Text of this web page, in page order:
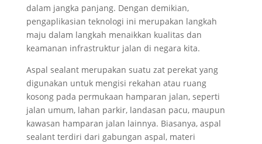
dalam jangka panjang. Dengan demikian,
pengaplikasian teknologi ini merupakan langkah
maju dalam langkah menaikkan kualitas dan
keamanan infrastruktur jalan di negara kita.
Aspal sealant merupakan suatu zat perekat yang
digunakan untuk mengisi rekahan atau ruang
kosong pada permukaan hamparan jalan, seperti
jalan umum, lahan parkir, landasan pacu, maupun
kawasan hamparan jalan lainnya. Biasanya, aspal
sealant terdiri dari gabungan aspal, materi